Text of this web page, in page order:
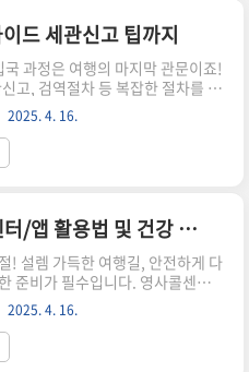
기관으로 직행! 전문가의 도움을
니다.주요 증상 발열 (37.5도 이
치료 시기를 놓치면 정말 위험해
상 발현 시기 등 정확한 정보는 필
과 꼼꼼하게 상의하세요. 호흡..
드 세관신고 팁까지
국 과정은 여행의 마지막 관문이죠!
고, 검역절차 등 복잡한 절차를 미
한다면, 귀국길의 스트레스를 줄
무리할 수 있습니다. 이 가이드에
국 시 알아야 할 필수 정보들을 총
의 순조로운 입국을 도와드리겠습
류 작성 완벽 가이드여행의 설렘
오는 비행기 안, 입국 수속 준비로
의 여유를 활용해 필수 서류들을
센스! 어떠세요? 시간도 절약하
지는 효과를 누릴 수 있답니다.필
꼼히 체크! 건강상태 질문서: 콜
..
2025. 4. 16.
안전한 해외여행, 영사콜센터/앱 활용법 및 건강 유의사항
! 설렘 가득한 여행길, 안전하게 다
준비가 필수입니다. 영사콜센터,
활용법, 현지에서의 건강 유의사
나세요! 안전하고 건강한
에서의 든든한 지원, 영사콜센터
2025. 4. 16.